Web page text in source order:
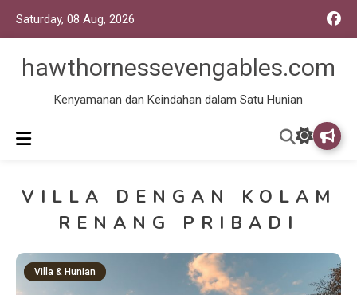
Saturday, 08 Aug, 2026
hawthornessevengables.com
Kenyamanan dan Keindahan dalam Satu Hunian
VILLA DENGAN KOLAM
RENANG PRIBADI
Villa & Hunian